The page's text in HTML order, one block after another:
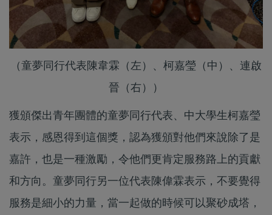
（童夢同行代表陳韋霖（左）、柯嘉瑩（中）、連啟
晉（右））
獲頒傑出青年團體的童夢同行代表、中大學生柯嘉瑩
表示，感恩得到這個獎，認為獲頒對他們來說除了是
嘉許，也是一種激勵，令他們更肯定服務路上的貢獻
和方向。童夢同行另一位代表陳偉霖表示，不要覺得
服務是細小的力量，當一起做的時候可以聚砂成塔，